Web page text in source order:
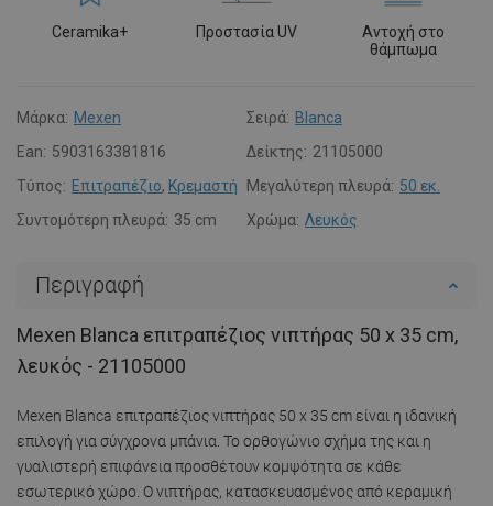
Ceramika+ Προστασία UV
Αντοχή στο
θάμπωμα
Μάρκα: Mexen Σειρά: Blanca
Ean: 5903163381816 Δείκτης: 21105000
Τύπος: Επιτραπέζιο, Κρεμαστή Μεγαλύτερη πλευρά: 50 εκ.
Συντομότερη πλευρά: 35 cm Χρώμα: Λευκός
Περιγραφή
Mexen Blanca επιτραπέζιος νιπτήρας 50 x 35 cm,
λευκός - 21105000
Mexen Blanca επιτραπέζιος νιπτήρας 50 x 35 cm είναι η ιδανική
επιλογή για σύγχρονα μπάνια. Το ορθογώνιο σχήμα της και η
γυαλιστερή επιφάνεια προσθέτουν κομψότητα σε κάθε
εσωτερικό χώρο. Ο νιπτήρας, κατασκευασμένος από κεραμική